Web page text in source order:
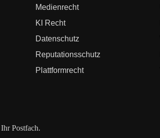
Medienrecht
KI Recht
Datenschutz
Reputationsschutz
Plattformrecht
Postfach.